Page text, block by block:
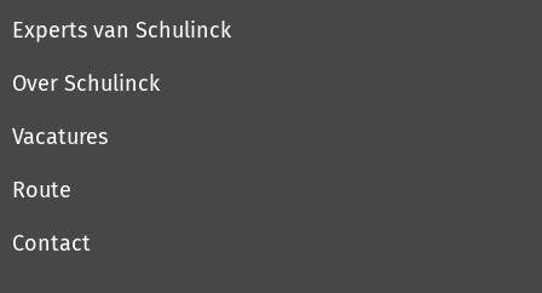
Experts van Schulinck
Over Schulinck
Vacatures
Route
Contact